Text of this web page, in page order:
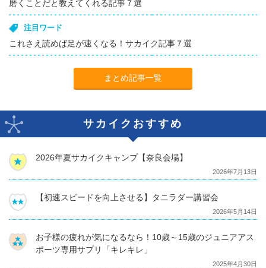
磨くことだと教えてくれる記事７選
注目ワード
これさえ読めば足が速くなる！サカイク記事７選
まとめ記事一覧
サカイクおすすめ
2026年夏サカイクキャンプ【奈良会場】
2026年7月13日
【初速スピードを向上させる】タニラダー講習会
2026年5月14日
お子様の疲れが気になるなら！10歳～15歳のジュニアアス
ポーツ専用サプリ「キレキレ」
2025年4月30日